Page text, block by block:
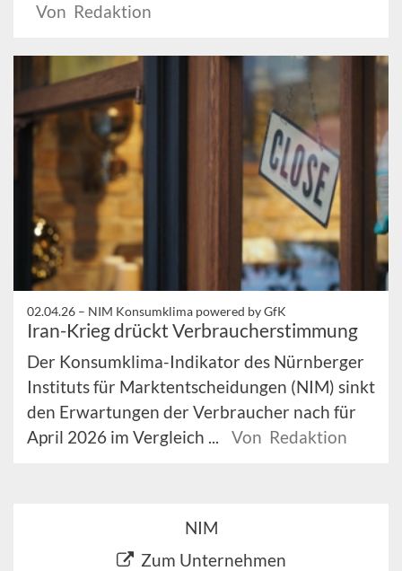
Von Redaktion
02.04.26 – NIM Konsumklima powered by GfK
Iran-Krieg drückt Verbraucherstimmung
Der Konsumklima-Indikator des Nürnberger
Instituts für Marktentscheidungen (NIM) sinkt
den Erwartungen der Verbraucher nach für
April 2026 im Vergleich ...
Von Redaktion
NIM
Zum Unternehmen